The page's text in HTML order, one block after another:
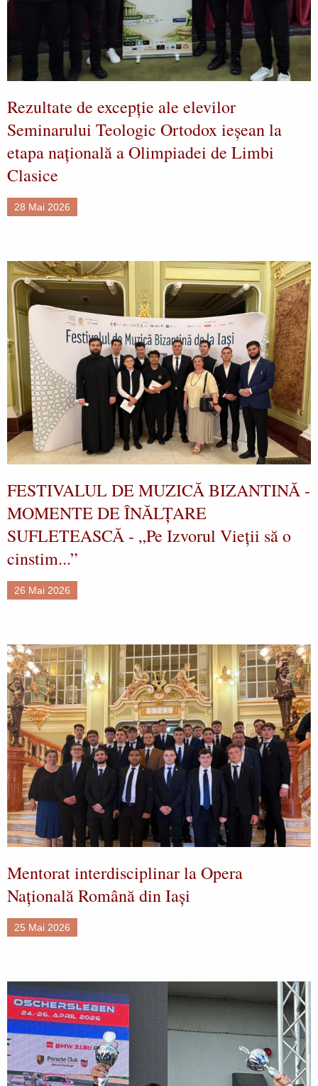
Rezultate de excepție ale elevilor
Seminarului Teologic Ortodox ieșean la
etapa națională a Olimpiadei de Limbi
Clasice
28 Mai 2026
FESTIVALUL DE MUZICĂ BIZANTINĂ -
MOMENTE DE ÎNĂLȚARE
SUFLETEASCĂ - „Pe Izvorul Vieții să o
cinstim...”
26 Mai 2026
Mentorat interdisciplinar la Opera
Națională Română din Iași
25 Mai 2026